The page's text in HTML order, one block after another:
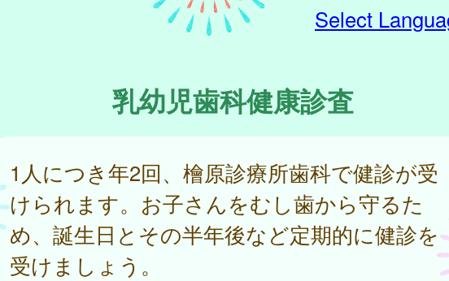
Select
乳幼児歯科健康診査
1人につき年2回、檜原診療所歯科で健診が受
けられます。お子さんをむし歯から守るた
め、誕生日とその半年後など定期的に健診を
受けましょう。